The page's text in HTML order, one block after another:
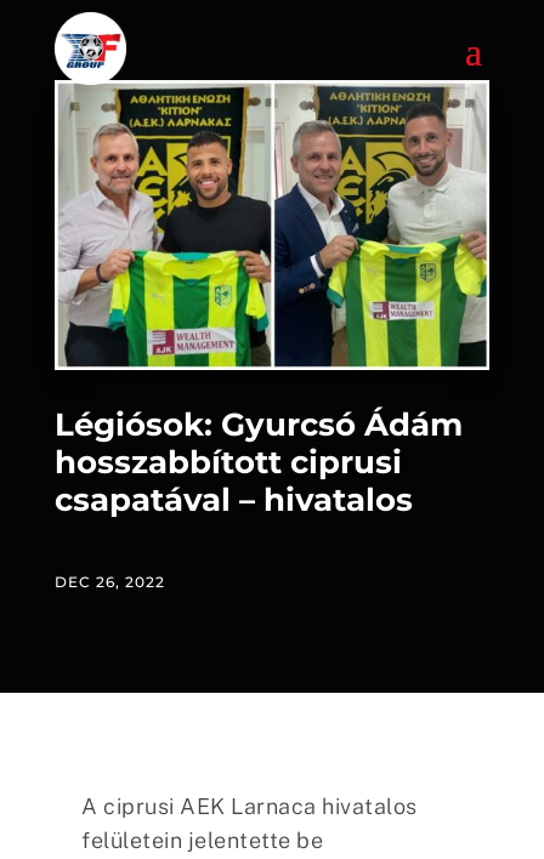
Légiósok: Gyurcsó Ádám
hosszabbított ciprusi
csapatával – hivatalos
DEC 26, 2022
A ciprusi AEK Larnaca hivatalos
felületein jelentette be